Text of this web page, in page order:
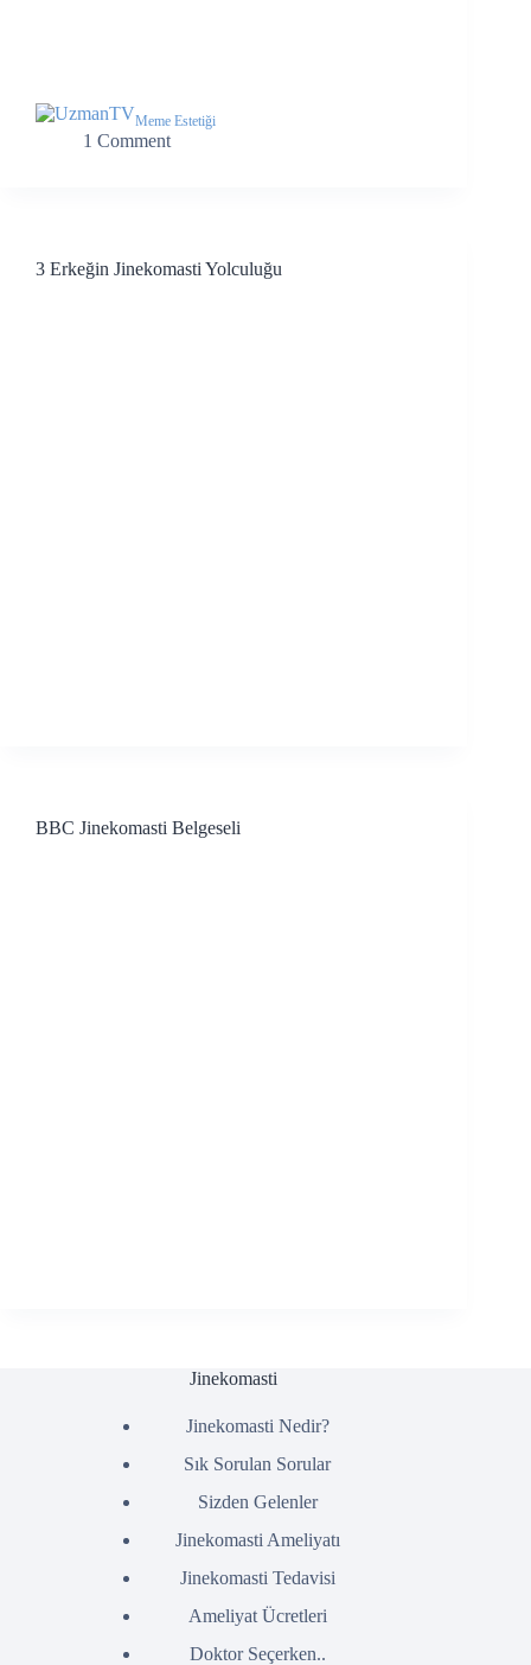
Meme Estetiği
1 Comment
3 Erkeğin Jinekomasti Yolculuğu
BBC Jinekomasti Belgeseli
Jinekomasti
Jinekomasti Nedir?
Sık Sorulan Sorular
Sizden Gelenler
Jinekomasti Ameliyatı
Jinekomasti Tedavisi
Ameliyat Ücretleri
Doktor Seçerken..